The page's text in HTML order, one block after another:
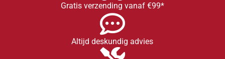
Gratis verzending vanaf €99*
Altijd deskundig advies